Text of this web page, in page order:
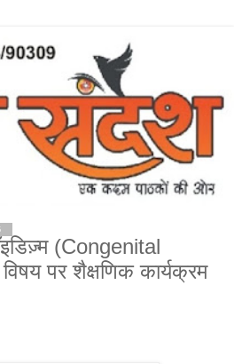
(Congenital
पर शैक्षणिक कार्यक्रम